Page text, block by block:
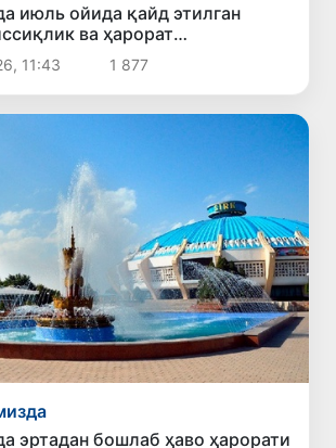
июль ойида қайд этилган
ва ҳарорат
сабаби нима?
11:43 1 877
эртадан бошлаб ҳаво ҳарорати